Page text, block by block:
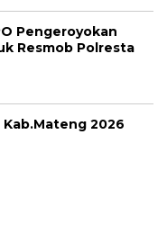
Pengeroyokan
Resmob Polresta
2026